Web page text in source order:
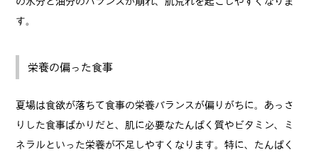
す。
栄養の偏った食事
夏場は食欲が落ちて食事の栄養バランスが偏りがちに。あっさ
りした食事ばかりだと、肌に必要なたんぱく質やビタミン、ミ
ネラルといった栄養が不足しやすくなります。特に、たんぱく